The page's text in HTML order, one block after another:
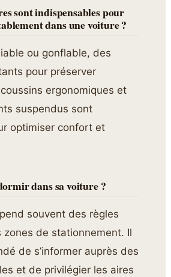
sont indispensables pour
dans une voiture ?
ou gonflable, des
pour préserver
ergonomiques et
suspendus sont
optimiser confort et
dans sa voiture ?
souvent des règles
zones de stationnement. Il
de s’informer auprès des
et de privilégier les aires